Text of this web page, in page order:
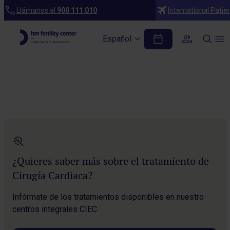
Llámanos al 900 111 010 International
Español
Inicio
Apoyo psicológico
Cuadro médico
Financiación
FIV con óvulo donante
FIV con semen donante
¿Quieres saber más sobre el tratamiento de
Cirugía Cardiaca?
Infórmate de los tratamientos disponibles en nuestro
centros integrales CIEC